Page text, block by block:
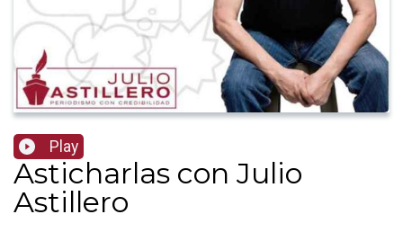
Play
Asticharlas con Julio
Astillero